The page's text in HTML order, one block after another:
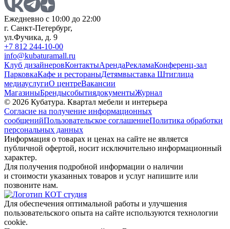
Ежедневно с 10:00 до 22:00
г. Санкт-Петербург,
ул.Фучика, д. 9
+7 812 244-10-00
info@kubaturamall.ru
Клуб дизайнеровКонтактыАрендаРекламаКонференц-зал
ПарковкаКафе и рестораныДетямвыставка Штиглица
медиауслугиО центреВакансии
МагазиныБрендысобытиядокументыЖурнал
© 2026 Кубатура. Квартал мебели и интерьера
Согласие на получение информационных
сообщенийПользовательское соглашениеПолитика обработки
персональных данных
Информация о товарах и ценах на сайте не является
публичной офертой, носит исключительно информационный
характер.
Для получения подробной информации о наличии
и стоимости указанных товаров и услуг напишите или
позвоните нам.
Для обеспечения оптимальной работы и улучшения
пользовательского опыта на сайте используются технологии
cookie.